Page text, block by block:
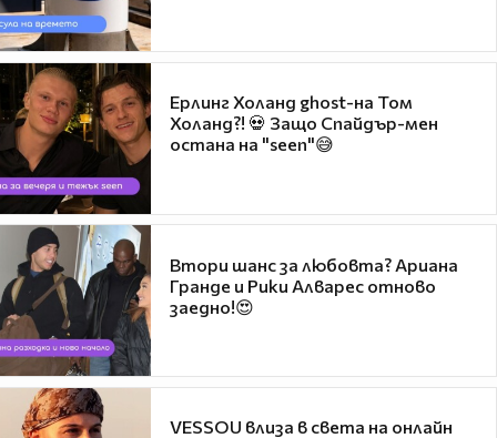
Ерлинг Холанд ghost-на Том
Холанд?! 💀 Защо Спайдър-мен
остана на "seen"😅
Втори шанс за любовта? Ариана
Гранде и Рики Алварес отново
заедно!😍
VESSOU влиза в света на онлайн